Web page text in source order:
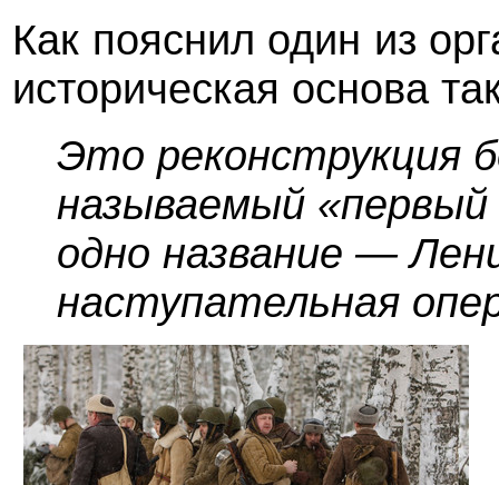
Как пояснил один из
историческая основа
Это реконструкция
называемый
одно название —
наступательная